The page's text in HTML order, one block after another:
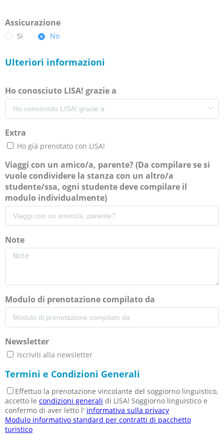
Assicurazione
Si No
Ulteriori informazioni
Ho conosciuto LISA! grazie a
Extra
Ho già prenotato con LISA!
Viaggi con un amico/a, parente? (Da compilare se si
vuole condividere la stanza con un altro/a
studente/ssa, ogni studente deve compilare il
modulo individualmente)
Note
Modulo di prenotazione compilato da
Newsletter
Iscriviti alla newsletter
Termini e Condizioni Generali
Effettuo la prenotazione vincolante del soggiorno linguistico,
accetto le condizioni generali di LISA! Soggiorno linguistico e
confermo di aver letto l' informativa sulla privacy
Modulo informativo standard per contratti di pacchetto
turistico